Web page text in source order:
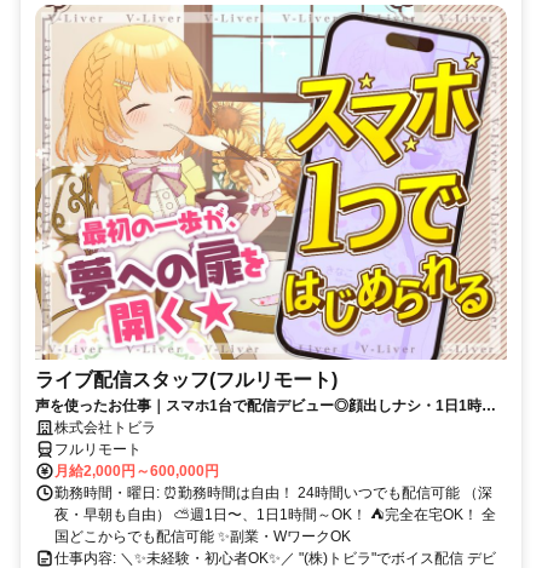
ライブ配信スタッフ(フルリモート)
声を使ったお仕事｜スマホ1台で配信デビュー◎顔出しナシ・1日1時間
～OK♪
株式会社トビラ
フルリモート
月給2,000円～600,000円
勤務時間・曜日: ⏰勤務時間は自由！ 24時間いつでも配信可能 （深
夜・早朝も自由） ⛅週1日〜、1日1時間～OK！ ⛺完全在宅OK！ 全
国どこからでも配信可能 ✨副業・WワークOK
仕事内容: ＼✨未経験・初心者OK✨／ "(株)トビラ"でボイス配信 デビ